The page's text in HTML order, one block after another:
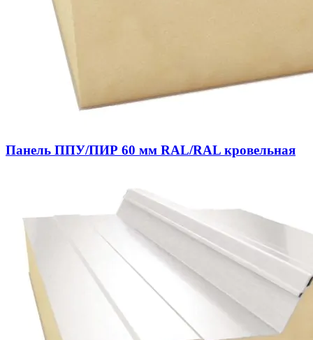
Панель ППУ/ПИР 60 мм RAL/RAL кровельная